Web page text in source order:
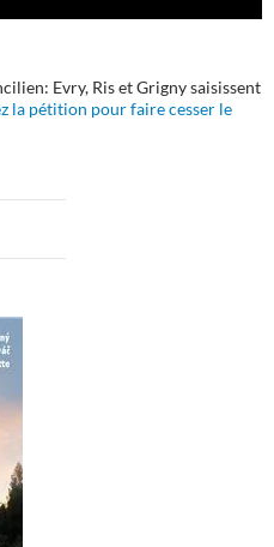
Evry, Ris et Grigny saisissent
la pétition pour faire cesser le